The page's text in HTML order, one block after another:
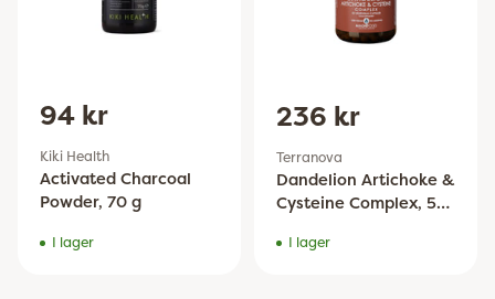
94 kr
Kiki Health
Activated Charcoal
Powder, 70 g
I lager
236 kr
Terranova
Dandelion Artichoke &
Cysteine Complex, 50
I lager